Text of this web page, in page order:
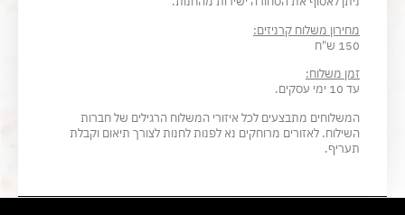
מחירון משלוח קרניזים:
150 ש"ח
זמן משלוח:
עד 10 ימי עסקים.
המשלוחים מתבצעים לכל איזורי המשלוח הרגילים של חברות
השילוח. לאזורים מרוחקים נא לפנות לחנות לצורך תיאום וקבלת
תעריף.